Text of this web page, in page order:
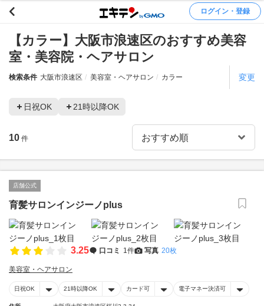
ログイン・登録
【カラー】大阪市浪速区のおすすめ美容
室・美容院・ヘアサロン
検索条件 大阪市浪速区 美容室・ヘアサロン カラー 変更
日祝OK 21時以降OK
10 件
店舗公式
育髪サロンインジーノplus
3.25 口コミ 1件 写真 20枚
美容室・ヘアサロン
日祝OK 21時以降OK カード可 電子マネー決済可